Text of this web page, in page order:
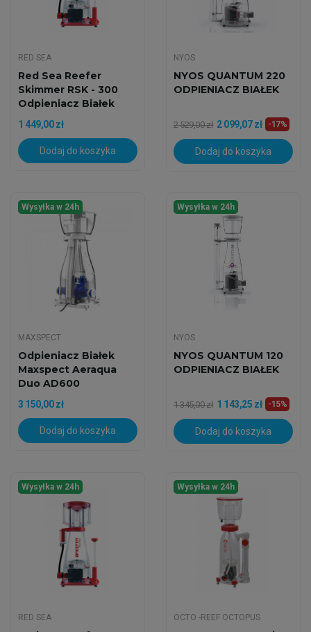
RED SEA
Red Sea Reefer
Skimmer RSK - 300
Odpieniacz Białek
1 449,00 zł
Dodaj do koszyka
NYOS
NYOS QUANTUM 220
ODPIENIACZ BIAŁEK
2 529,00 zł 2 099,07 zł -17%
Dodaj do koszyka
Wysyłka w 24h
MAXSPECT
Odpieniacz Białek
Maxspect Aeraqua
Duo AD600
3 150,00 zł
Dodaj do koszyka
Wysyłka w 24h
NYOS
NYOS QUANTUM 120
ODPIENIACZ BIAŁEK
1 345,00 zł 1 143,25 zł -15%
Dodaj do koszyka
Wysyłka w 24h
RED SEA
Wysyłka w 24h
OCTO -REEF OCTOPUS